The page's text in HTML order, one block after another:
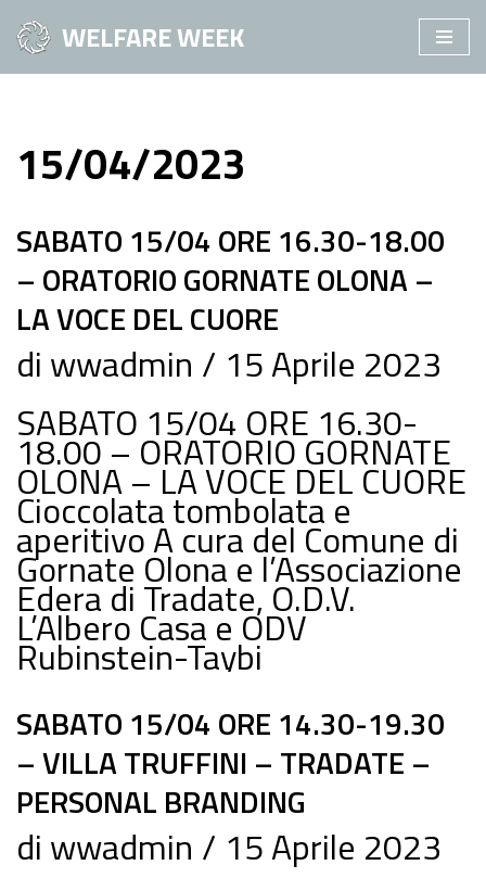
Vai
WELFARE WEEK
15/04/2023
SABATO 15/04 ORE 16.30-18.00
– ORATORIO GORNATE OLONA –
LA VOCE DEL CUORE
di wwadmin
15 Aprile 2023
SABATO 15/04 ORE 16.30-
18.00 – ORATORIO GORNATE
OLONA – LA VOCE DEL CUORE
Cioccolata tombolata e
aperitivo A cura del Comune di
Gornate Olona e l’Associazione
Edera di Tradate, O.D.V.
L’Albero Casa e ODV
Rubinstein-Taybi
SABATO 15/04 ORE 14.30-19.30
– VILLA TRUFFINI – TRADATE –
PERSONAL BRANDING
di wwadmin
15 Aprile 2023